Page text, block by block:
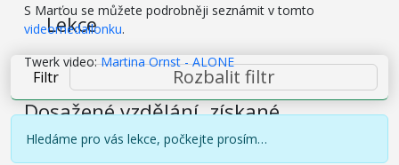
S Marťou se můžete podrobněji seznámit v tomto
videomedailonku.
Twerk video:Martina Ornst - ALONE
Dosažené vzdělání, získané
certifikáty opravňující k výuce
Lekce
Filtr Rozbalit filtr
Hledáme pro vás lekce, počkejte prosím…